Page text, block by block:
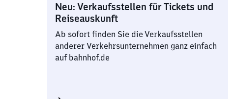
Neu: Verkaufsstellen für Tickets und
Reiseauskunft
Ab sofort finden Sie die Verkaufsstellen
anderer Verkehrsunternehmen ganz einfach
auf bahnhof.de